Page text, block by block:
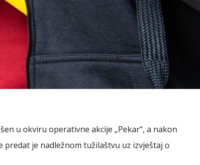
u okviru operativne akcije „Pekar“, a nakon
je nadležnom tužilaštvu uz izvještaj o